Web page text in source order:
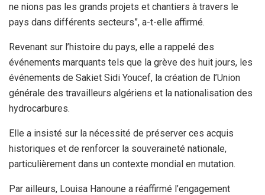
ne nions pas les grands projets et chantiers à travers le
pays dans différents secteurs”, a-t-elle affirmé.
Revenant sur l’histoire du pays, elle a rappelé des
événements marquants tels que la grève des huit jours, les
événements de Sakiet Sidi Youcef, la création de l’Union
générale des travailleurs algériens et la nationalisation des
hydrocarbures.
Elle a insisté sur la nécessité de préserver ces acquis
historiques et de renforcer la souveraineté nationale,
particulièrement dans un contexte mondial en mutation.
Par ailleurs, Louisa Hanoune a réaffirmé l’engagement